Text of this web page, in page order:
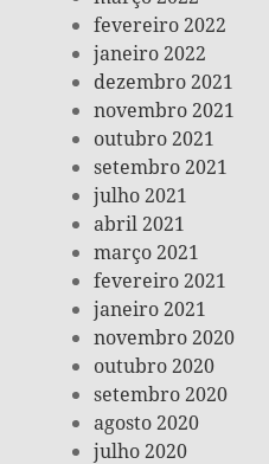
fevereiro 2022
janeiro 2022
dezembro 2021
novembro 2021
outubro 2021
setembro 2021
julho 2021
abril 2021
março 2021
fevereiro 2021
janeiro 2021
novembro 2020
outubro 2020
setembro 2020
agosto 2020
julho 2020